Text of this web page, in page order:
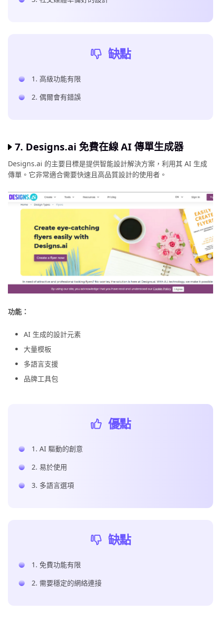
缺點
1. 高級功能有限
2. 偶爾會有錯誤
7. Designs.ai 免費在線 AI 傳單生成器
Designs.ai 的主要目標是提供智能設計解決方案，利用其 AI 生成
傳單。它非常適合需要快速且高品質設計的使用者。
功能：
AI 生成的設計元素
大量模板
多語言支援
品牌工具包
優點
1. AI 驅動的創意
2. 易於使用
3. 多語言選項
缺點
1. 免費功能有限
2. 需要穩定的網絡連接